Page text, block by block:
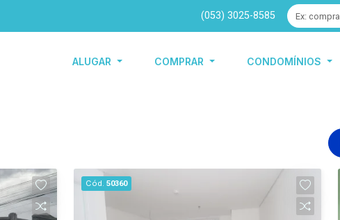
(053) 3025-8585
ALUGAR COMPRAR CONDOMÍNIOS
Cód. 50360